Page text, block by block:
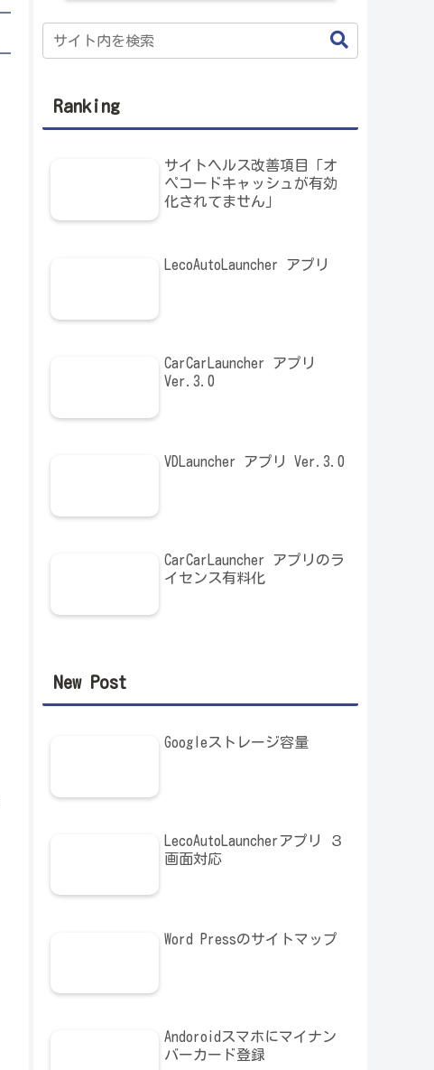
Ranking
サイトヘルス改善項目「オ
ペコードキャッシュが有効
化されてません」
LecoAutoLauncher アプリ
CarCarLauncher アプリ
Ver.3.0
VDLauncher アプリ Ver.3.0
CarCarLauncher アプリのラ
イセンス有料化
New Post
Googleストレージ容量
LecoAutoLauncherアプリ ３
画面対応
Word Pressのサイトマップ
Andoroidスマホにマイナン
バーカード登録